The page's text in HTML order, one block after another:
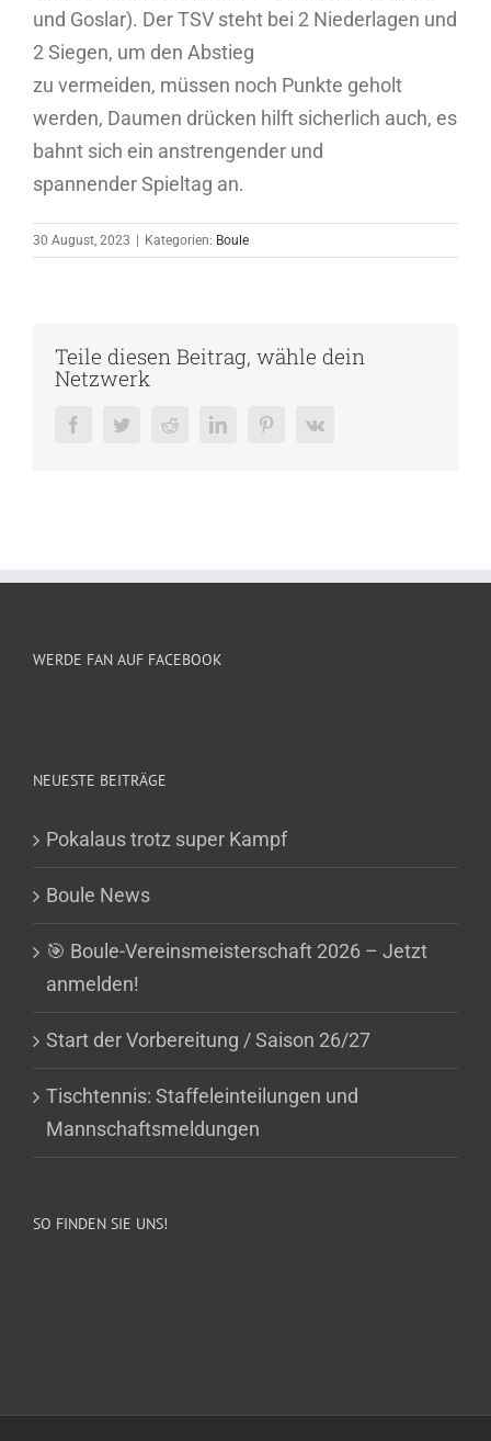
und Goslar). Der TSV steht bei 2 Niederlagen und
2 Siegen, um den Abstieg
zu vermeiden, müssen noch Punkte geholt
werden, Daumen drücken hilft sicherlich auch, es
bahnt sich ein anstrengender und
spannender Spieltag an.
30 August, 2023 | Kategorien: Boule
Teile diesen Beitrag, wähle dein
Netzwerk
FacebookTwitterRedditLinkedInPinterestVk
WERDE FAN AUF FACEBOOK
NEUESTE BEITRÄGE
Pokalaus trotz super Kampf
Boule News
🎯 Boule-Vereinsmeisterschaft 2026 – Jetzt
anmelden!
Start der Vorbereitung / Saison 26/27
Tischtennis: Staffeleinteilungen und
Mannschaftsmeldungen
SO FINDEN SIE UNS!